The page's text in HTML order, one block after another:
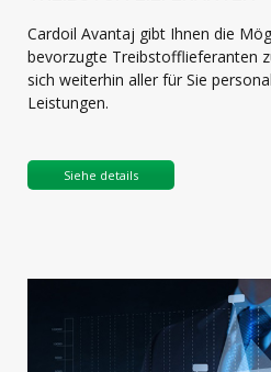
Cardoil Avantaj gibt Ihnen die
bevorzugte Treibstofflieferanten
sich weiterhin aller für Sie
Leistungen.
Siehe details